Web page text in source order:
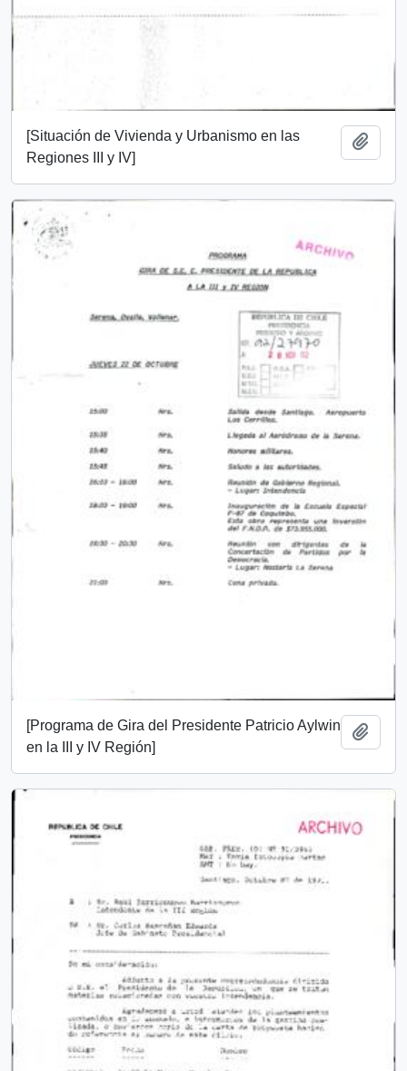
[Situación de Vivienda y Urbanismo en las
Regiones III y IV]
[Programa de Gira del Presidente Patricio Aylwin
en la III y IV Región]